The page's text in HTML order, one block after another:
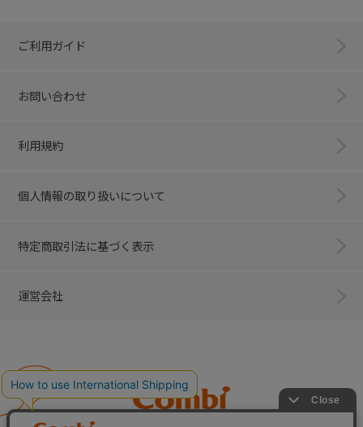
ご利用ガイド
お問い合わせ
利用規約
個人情報の取り扱いについて
特定商取引法に基づく表示
運営会社